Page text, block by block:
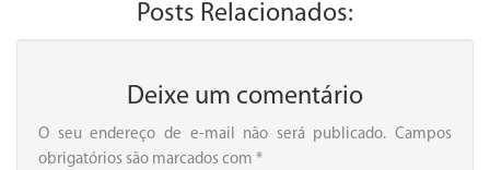
Posts Relacionados:
Deixe um comentário
O seu endereço de e-mail não será publicado. Campos
obrigatórios são marcados com *